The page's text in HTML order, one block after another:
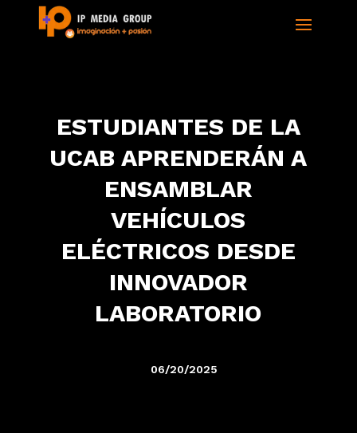
ESTUDIANTES DE LA
UCAB APRENDERÁN A
ENSAMBLAR
VEHÍCULOS
ELÉCTRICOS DESDE
INNOVADOR
LABORATORIO
06/20/2025